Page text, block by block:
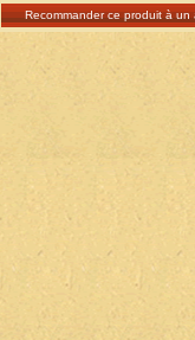
Recommander ce produit à un